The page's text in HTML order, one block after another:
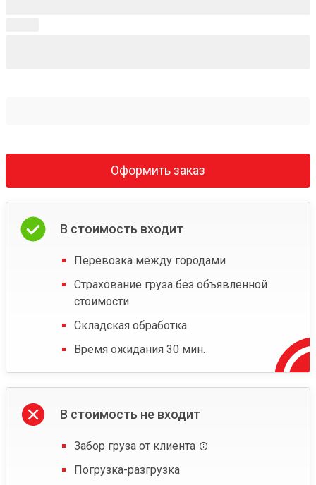
Оформить заказ
В стоимость входит
Перевозка между городами
Страхование груза без объявленной
стоимости
Складская обработка
Время ожидания 30 мин.
В стоимость не входит
Забор груза от клиента
Погрузка-разгрузка